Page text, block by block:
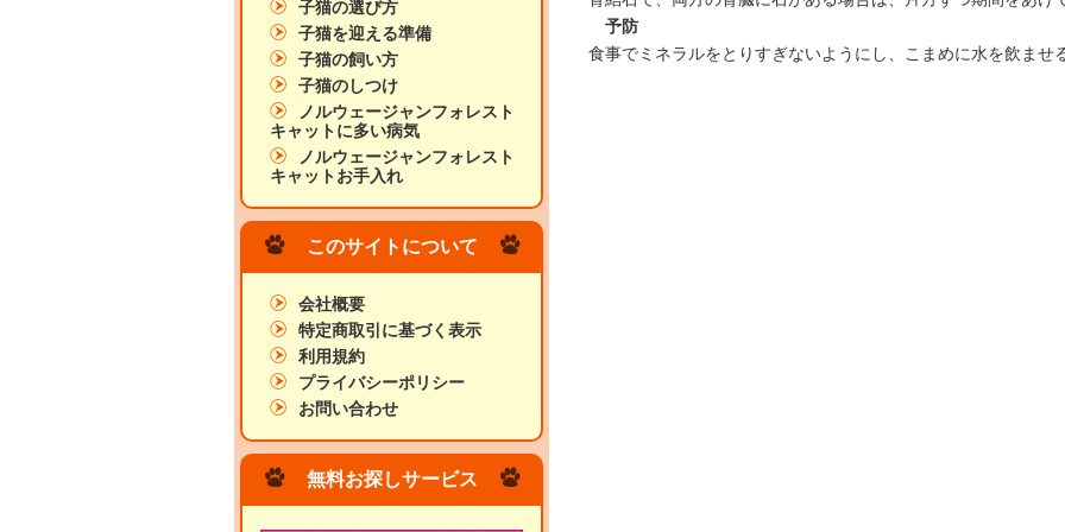
予防
食事でミネラルをとりすぎないようにし、こまめに水を飲ませ
子猫の選び方
子猫を迎える準備
子猫の飼い方
子猫のしつけ
ノルウェージャンフォレスト
キャットに多い病気
ノルウェージャンフォレスト
キャットお手入れ
このサイトについて
会社概要
特定商取引に基づく表示
利用規約
プライバシーポリシー
お問い合わせ
無料お探しサービス